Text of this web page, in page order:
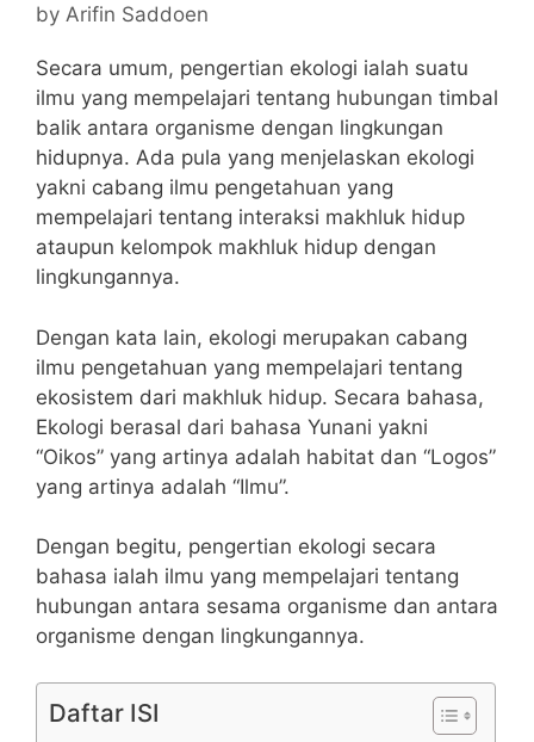
by Arifin Saddoen
Secara umum, pengertian ekologi ialah suatu
ilmu yang mempelajari tentang hubungan timbal
balik antara organisme dengan lingkungan
hidupnya. Ada pula yang menjelaskan ekologi
yakni cabang ilmu pengetahuan yang
mempelajari tentang interaksi makhluk hidup
ataupun kelompok makhluk hidup dengan
lingkungannya.
Dengan kata lain, ekologi merupakan cabang
ilmu pengetahuan yang mempelajari tentang
ekosistem dari makhluk hidup. Secara bahasa,
Ekologi berasal dari bahasa Yunani yakni
“Oikos” yang artinya adalah habitat dan “Logos”
yang artinya adalah “Ilmu”.
Dengan begitu, pengertian ekologi secara
bahasa ialah ilmu yang mempelajari tentang
hubungan antara sesama organisme dan antara
organisme dengan lingkungannya.
Daftar ISI